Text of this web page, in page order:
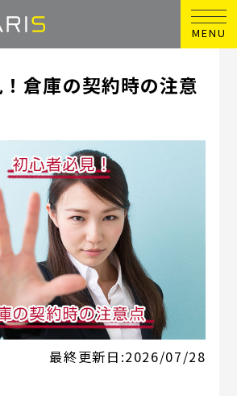
MENU
倉庫の契約時の注意
最終更新日:2026/07/28